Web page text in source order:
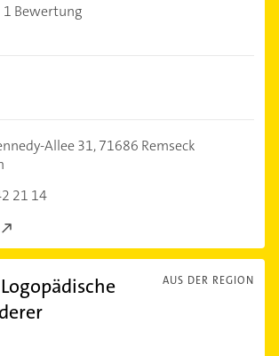
1 Bewertung
Allee 31,71686 Remseck
21 14
AUS DER REGION
Logopädische